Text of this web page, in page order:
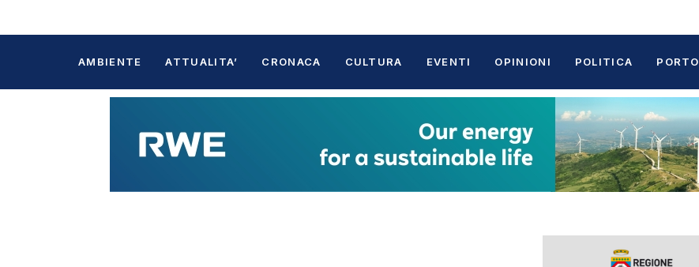
AMBIENTE ATTUALITA’ CRONACA CULTURA EVENTI OPINIONI POLITICA PORTO